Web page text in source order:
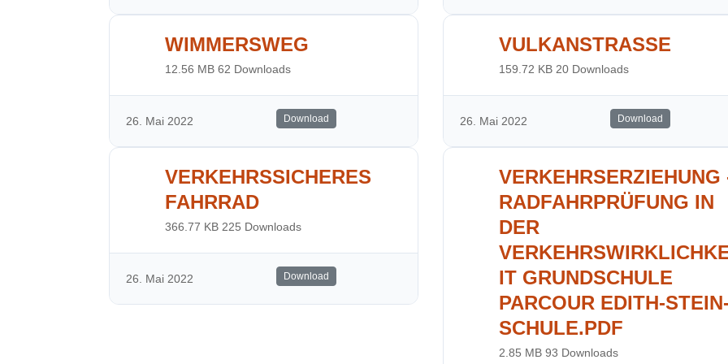
WIMMERSWEG
12.56 MB62 Downloads
26. Mai 2022 Download
VULKANSTRASSE
159.72 KB 20 Downloads
26. Mai 2022 Download
VERKEHRSSICHERES
FAHRRAD
366.77 KB 225 Downloads
26. Mai 2022 Download
VERKEHRSERZIEHUNG
RADFAHRPRÜFUNG IN
DER
IT GRUNDSCHULE
PARCOUR EDITH-STEIN-
SCHULE.PDF
2.85 MB93 Downloads